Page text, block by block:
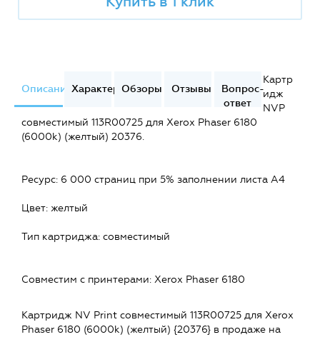
ОписаниеХарактеристики
Обзоры Отзывы
Вопрос-
ответ
Картр
идж
NVP
совместимый 113R00725 для Xerox Phaser 6180
(6000k) (желтый) 20376.
Ресурс: 6 000 страниц при 5% заполнении листа А4
Цвет: желтый
Тип картриджа: совместимый
Совместим c принтерами: Xerox Phaser 6180
Картридж NV Print совместимый 113R00725 для Xerox
Phaser 6180 (6000k) (желтый) {20376} в продаже на